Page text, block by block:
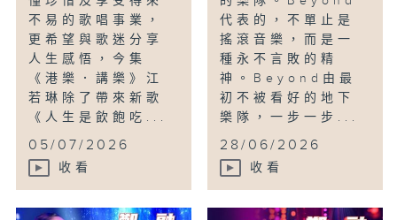
不易的歌唱事業，
更希望與歌迷分享
人生感悟，今集
《港樂．講樂》江
若琳除了帶來新歌
《人生是飲飽吃...
05/07/2026
收看
代表的，不單止是
搖滾音樂，而是一
種永不言敗的精
神。Beyond由最
初不被看好的地下
樂隊，一步一步...
28/06/2026
收看